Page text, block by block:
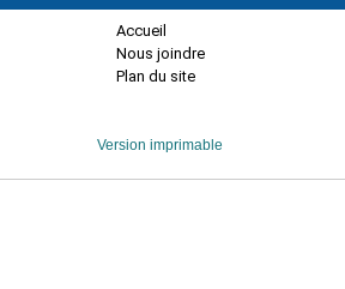
Accueil
Nous joindre
Plan du site
Version imprimable